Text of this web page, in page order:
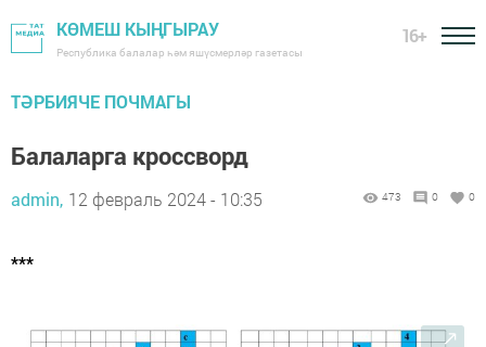
КӨМЕШ КЫҢГЫРАУ
Республика балалар һәм яшүсмерләр газетасы
16+
ТӘРБИЯЧЕ ПОЧМАГЫ
Балаларга кроссворд
admin, 12 февраль 2024 - 10:35 473 0 0
***